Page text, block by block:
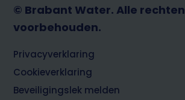
© Brabant Water. Alle rechten
voorbehouden.
Footer
Privacyverklaring
Cookieverklaring
Beveiligingslek melden